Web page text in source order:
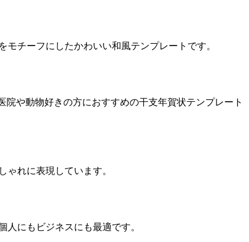
チーフにしたかわいい和風テンプレートです。
や動物好きの方におすすめの干支年賀状テンプレート
れに表現しています。
にもビジネスにも最適です。